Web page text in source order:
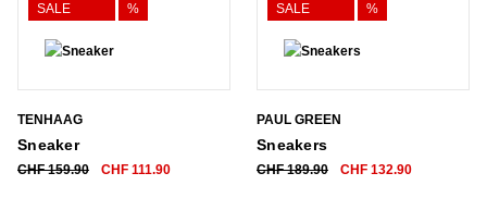
SALE
%
TENHAAG
Sneaker
CHF159.90
Ursprünglicher
CHF 111.90Aktueller
SALE
%
PAUL GREEN
Sneakers
CHF189.90
Ursprünglicher
CHF 132.90Aktueller